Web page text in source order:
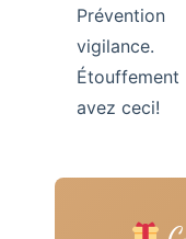
vigilance.
avez ceci!